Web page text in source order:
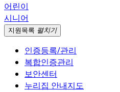
어린이
시니어
지원 목록 펼치기
인증등록/관리
복합인증관리
보안센터
누리집 안내지도